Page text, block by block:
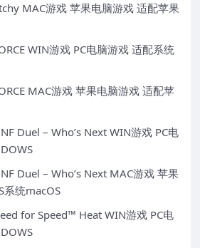
MAC游戏 苹果电脑游戏 适配苹果
WIN游戏 PC电脑游戏 适配系统
MAC游戏 苹果电脑游戏 适配苹
Duel – Who’s Next WIN游戏 PC电
Duel – Who’s Next MAC游戏 苹果
系统macOS
for Speed™ Heat WIN游戏 PC电